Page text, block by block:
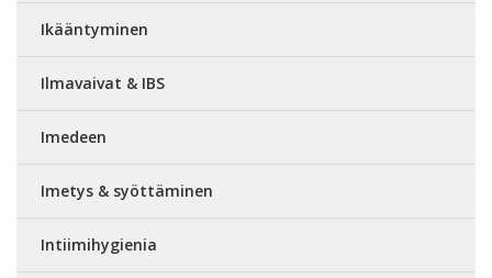
Ikääntyminen
Ilmavaivat & IBS
Imedeen
Imetys & syöttäminen
Intiimihygienia